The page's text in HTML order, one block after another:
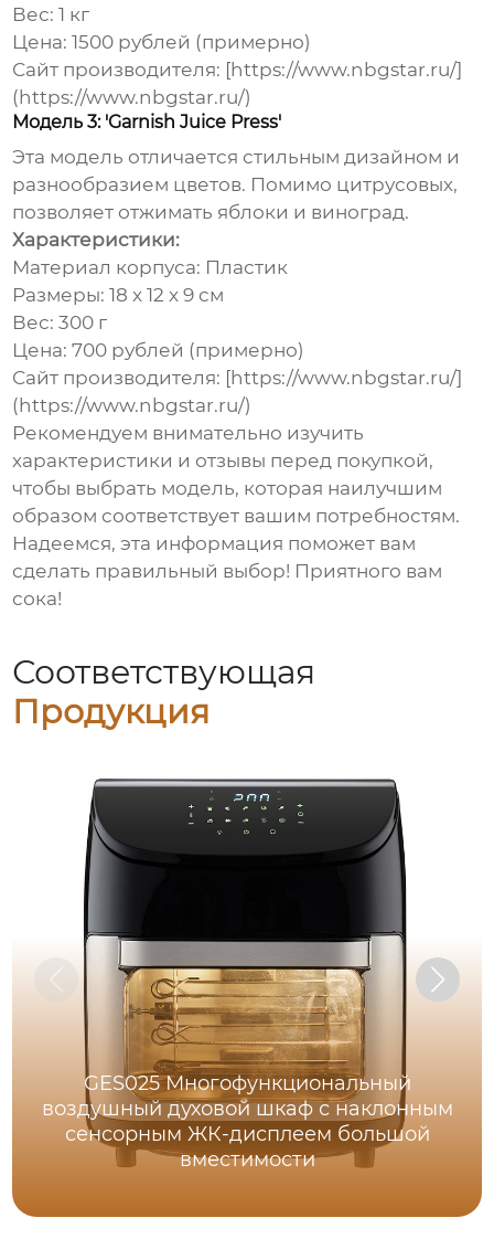
Вес: 1 кг
Цена: 1500 рублей (примерно)
Сайт производителя: [https://www.nbgstar.ru/]
(https://www.nbgstar.ru/)
Модель 3: 'Garnish Juice Press'
Эта модель отличается стильным дизайном и
разнообразием цветов. Помимо цитрусовых,
позволяет отжимать яблоки и виноград.
Характеристики:
Материал корпуса: Пластик
Размеры: 18 x 12 x 9 см
Вес: 300 г
Цена: 700 рублей (примерно)
Сайт производителя: [https://www.nbgstar.ru/]
(https://www.nbgstar.ru/)
Рекомендуем внимательно изучить
характеристики и отзывы перед покупкой,
чтобы выбрать модель, которая наилучшим
образом соответствует вашим потребностям.
Надеемся, эта информация поможет вам
сделать правильный выбор! Приятного вам
сока!
Соответствующая
Продукция
GES025 Многофункциональный
воздушный духовой шкаф с наклонным
сенсорным ЖК-дисплеем большой
вместимости